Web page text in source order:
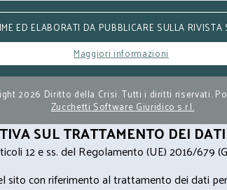
ED ELABORATI DA PUBBLICARE SULLA
Maggiori informazioni
2026 Diritto della Crisi. Tutti i diritti riservati.
Zucchetti Software Giuridico s.r.l.
SUL TRATTAMENTO DEI
12 e ss. del Regolamento (UE) 2016/679
con riferimento al trattamento dei dati